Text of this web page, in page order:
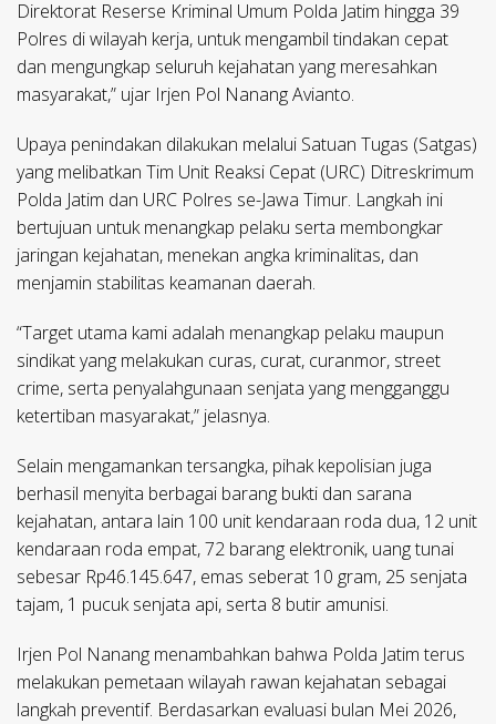
Direktorat Reserse Kriminal Umum Polda Jatim hingga 39
Polres di wilayah kerja, untuk mengambil tindakan cepat
dan mengungkap seluruh kejahatan yang meresahkan
masyarakat,” ujar Irjen Pol Nanang Avianto.
Upaya penindakan dilakukan melalui Satuan Tugas (Satgas)
yang melibatkan Tim Unit Reaksi Cepat (URC) Ditreskrimum
Polda Jatim dan URC Polres se-Jawa Timur. Langkah ini
bertujuan untuk menangkap pelaku serta membongkar
jaringan kejahatan, menekan angka kriminalitas, dan
menjamin stabilitas keamanan daerah.
“Target utama kami adalah menangkap pelaku maupun
sindikat yang melakukan curas, curat, curanmor, street
crime, serta penyalahgunaan senjata yang mengganggu
ketertiban masyarakat,” jelasnya.
Selain mengamankan tersangka, pihak kepolisian juga
berhasil menyita berbagai barang bukti dan sarana
kejahatan, antara lain 100 unit kendaraan roda dua, 12 unit
kendaraan roda empat, 72 barang elektronik, uang tunai
sebesar Rp46.145.647, emas seberat 10 gram, 25 senjata
tajam, 1 pucuk senjata api, serta 8 butir amunisi.
Irjen Pol Nanang menambahkan bahwa Polda Jatim terus
melakukan pemetaan wilayah rawan kejahatan sebagai
langkah preventif. Berdasarkan evaluasi bulan Mei 2026,